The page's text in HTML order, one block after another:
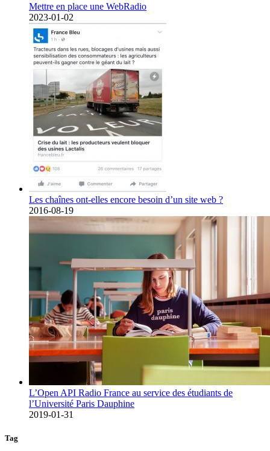
Mettre en place une WebRadio
2023-01-02
Les chaînes ont-elles encore besoin d’un site web ?
2016-08-19
L’Open API Radio France au service des étudiants de
l’Université Paris Dauphine
2019-01-31
Tag